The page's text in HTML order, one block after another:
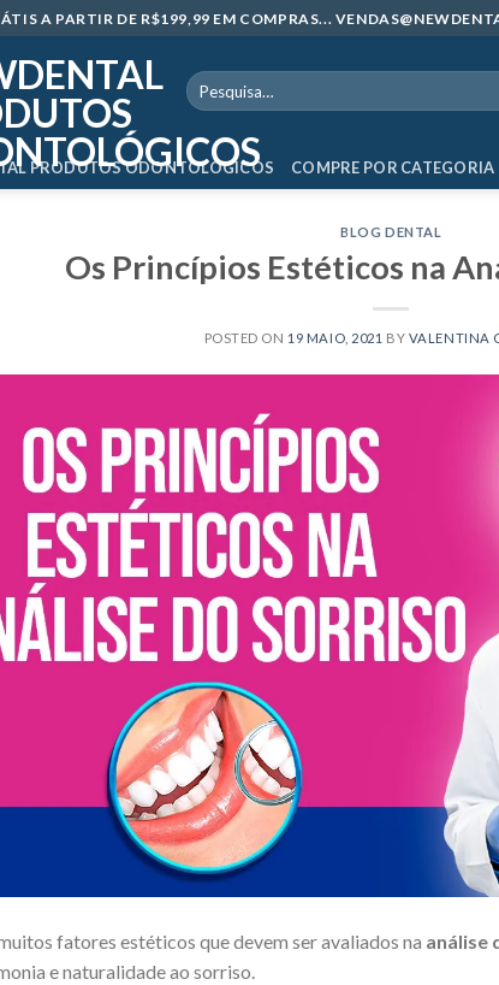
A PARTIR DE R$199,99 EM COMPRAS...
Pesquisar
por:
PRODUTOS ODONTOLÓGICOS COMPRE POR CATEGORIA
BLOG DENTAL
Os Princípios Estéticos na
POSTED ON 19 MAIO, 2021 BY VALENTINA
fatores estéticos que devem ser avaliados na análise
e naturalidade ao sorriso.